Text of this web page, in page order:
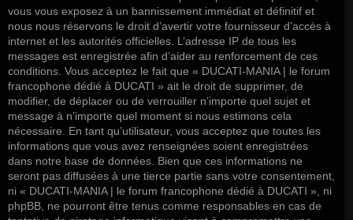
vous vous exposez à un bannissement immédiat et définitif et
nous nous réservons le droit d’avertir votre fournisseur d’accès à
internet et les autorités officielles. L’adresse IP de tous les
messages est enregistrée afin d’aider au renforcement de ces
conditions. Vous acceptez le fait que « DUCATI-MANIA | le forum
francophone dédié à DUCATI » ait le droit de supprimer, de
modifier, de déplacer ou de verrouiller n’importe quel sujet et
message à n’importe quel moment si nous estimons cela
nécessaire. En tant qu’utilisateur, vous acceptez que toutes les
informations que vous avez renseignées soient enregistrées
dans notre base de données. Bien que ces informations ne
seront pas diffusées à une tierce partie sans votre consentement,
ni « DUCATI-MANIA | le forum francophone dédié à DUCATI », ni
phpBB, ne pourront être tenus comme responsables en cas de